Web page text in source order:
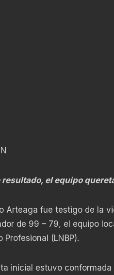
resultado, el equipo
Arteaga fue testigo de la
de 99 – 79, el equipo
Profesional (LNBP).
inicial estuvo